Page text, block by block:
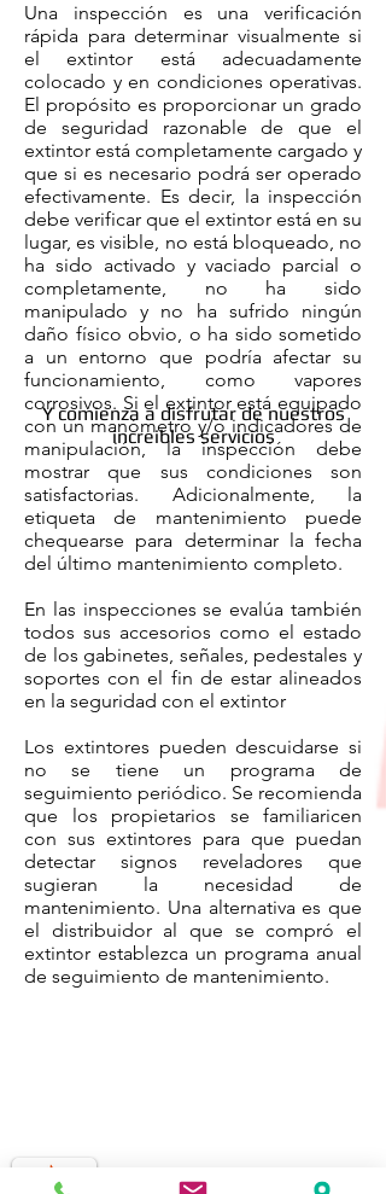
Una inspección es una verificación
rápida para determinar visualmente si
el extintor está adecuadamente
colocado y en condiciones operativas.
El propósito es proporcionar un grado
de seguridad razonable de que el
extintor está completamente cargado y
que si es necesario podrá ser operado
efectivamente. Es decir, la inspección
debe verificar que el extintor está en su
lugar, es visible, no está bloqueado, no
ha sido activado y vaciado parcial o
completamente, no ha sido
manipulado y no ha sufrido ningún
daño físico obvio, o ha sido sometido
a un entorno que podría afectar su
funcionamiento, como vapores
corrosivos. Si el extintor está equipado
con un manómetro y/o indicadores de
manipulación, la inspección debe
mostrar que sus condiciones son
satisfactorias. Adicionalmente, la
etiqueta de mantenimiento puede
chequearse para determinar la fecha
del último mantenimiento completo.
En las inspecciones se evalúa también
todos sus accesorios como el estado
de los gabinetes, señales, pedestales y
soportes con el fin de estar alineados
en la seguridad con el extintor
Los extintores pueden descuidarse si
no se tiene un programa de
seguimiento periódico. Se recomienda
que los propietarios se familiaricen
con sus extintores para que puedan
detectar signos reveladores que
sugieran la necesidad de
mantenimiento. Una alternativa es que
el distribuidor al que se compró el
extintor establezca un programa anual
de seguimiento de mantenimiento.
Y comienza a disfrutar de nuestros
increibles servicios